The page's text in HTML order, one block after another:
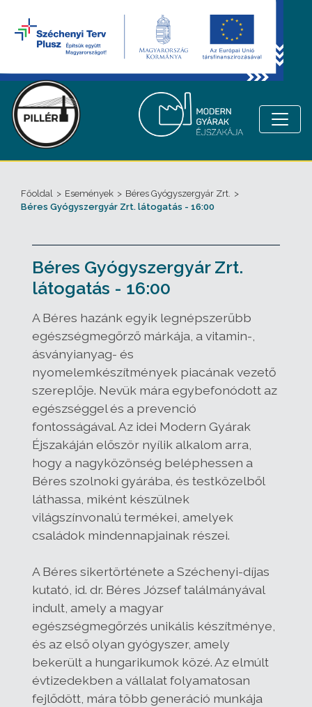
Főoldal > Események > Béres Gyógyszergyár Zrt. >
Béres Gyógyszergyár Zrt. látogatás - 16:00
Béres Gyógyszergyár Zrt.
látogatás - 16:00
A Béres hazánk egyik legnépszerűbb
egészségmegőrző márkája, a vitamin-,
ásványianyag- és
nyomelemkészítmények piacának vezető
szereplője. Nevük mára egybefonódott az
egészséggel és a prevenció
fontosságával. Az idei Modern Gyárak
Éjszakáján először nyílik alkalom arra,
hogy a nagyközönség beléphessen a
Béres szolnoki gyárába, és testközelből
láthassa, miként készülnek
világszínvonalú termékei, amelyek
családok mindennapjainak részei.
A Béres sikertörténete a Széchenyi-díjas
kutató, id. dr. Béres József találmányával
indult, amely a magyar
egészségmegőrzés unikális készítménye,
és az első olyan gyógyszer, amely
bekerült a hungarikumok közé. Az elmúlt
évtizedekben a vállalat folyamatosan
fejlődött, mára több generáció munkája